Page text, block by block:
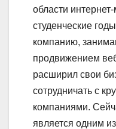
области
студенческие
компанию,
продвижением
расширил свои
сотрудничать с
компаниями.
является одним